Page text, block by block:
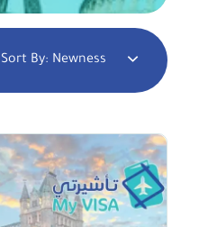
Sort By: Newness